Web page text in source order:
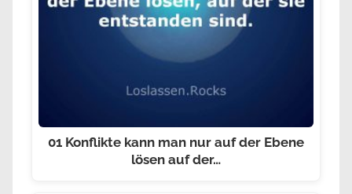
01 Konflikte kann man nur auf der Ebene
lösen auf der…